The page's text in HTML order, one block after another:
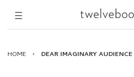
HOME › DEAR IMAGINARY